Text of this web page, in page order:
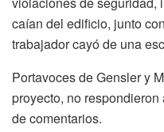
caían del edificio, junto
trabajador cayó de una
Portavoces de Gensler y
proyecto, no
de comentarios.